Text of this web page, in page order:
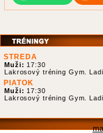
STREDA
Muži: 17:30
Lakrosový tréning Gym.
PIATOK
Muži: 17:30
Lakrosový tréning Gym.